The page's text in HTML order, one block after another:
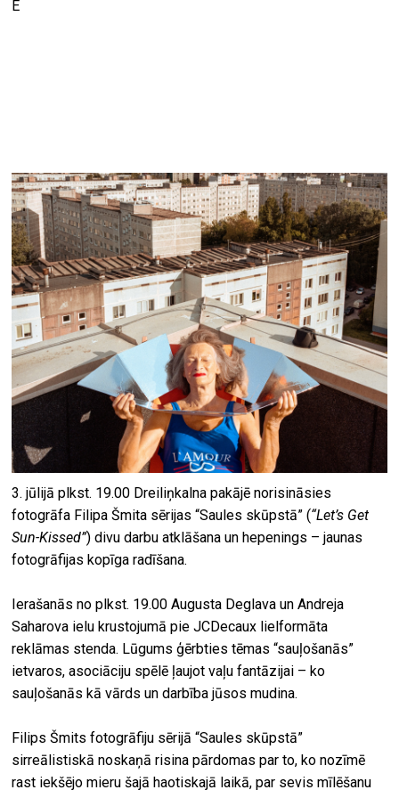
Elizabetes iela 67, Rīga
3. jūlijā plkst. 19.00 Dreiliņkalna pakājē norisināsies
fotogrāfa Filipa Šmita sērijas “Saules skūpstā” (“Let’s Get
Sun-Kissed”) divu darbu atklāšana un hepenings – jaunas
fotogrāfijas kopīga radīšana.
Ierašanās no plkst. 19.00 Augusta Deglava un Andreja
Saharova ielu krustojumā pie JCDecaux lielformāta
reklāmas stenda. Lūgums ģērbties tēmas “sauļošanās”
ietvaros, asociāciju spēlē ļaujot vaļu fantāzijai – ko
sauļošanās kā vārds un darbība jūsos mudina.
Filips Šmits fotogrāfiju sērijā “Saules skūpstā”
sirreālistiskā noskaņā risina pārdomas par to, ko nozīmē
rast iekšējo mieru šajā haotiskajā laikā, par sevis mīlēšanu